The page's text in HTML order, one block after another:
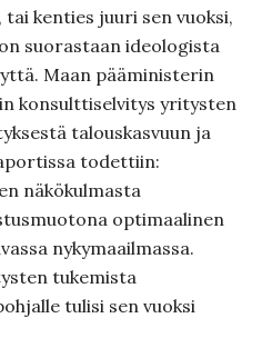
kenties juuri sen vuoksi,
suorastaan ideologista
Maan pääministerin
konsulttiselvitys yritysten
talouskasvuun ja
todettiin:
näkökulmasta
optimaalinen
nykymaailmassa.
tukemista
tulisi sen vuoksi